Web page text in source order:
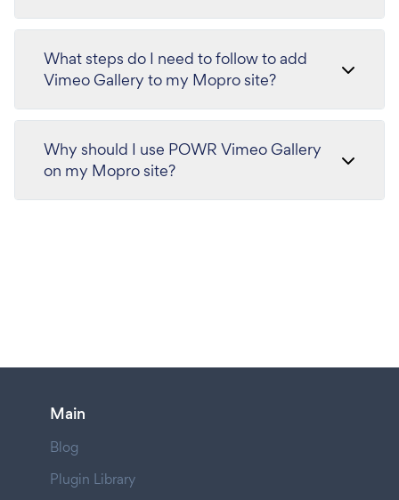
What steps do I need to follow to add
Vimeo Gallery to my Mopro site?
Why should I use POWR Vimeo Gallery
on my Mopro site?
Main
Blog
Plugin Library